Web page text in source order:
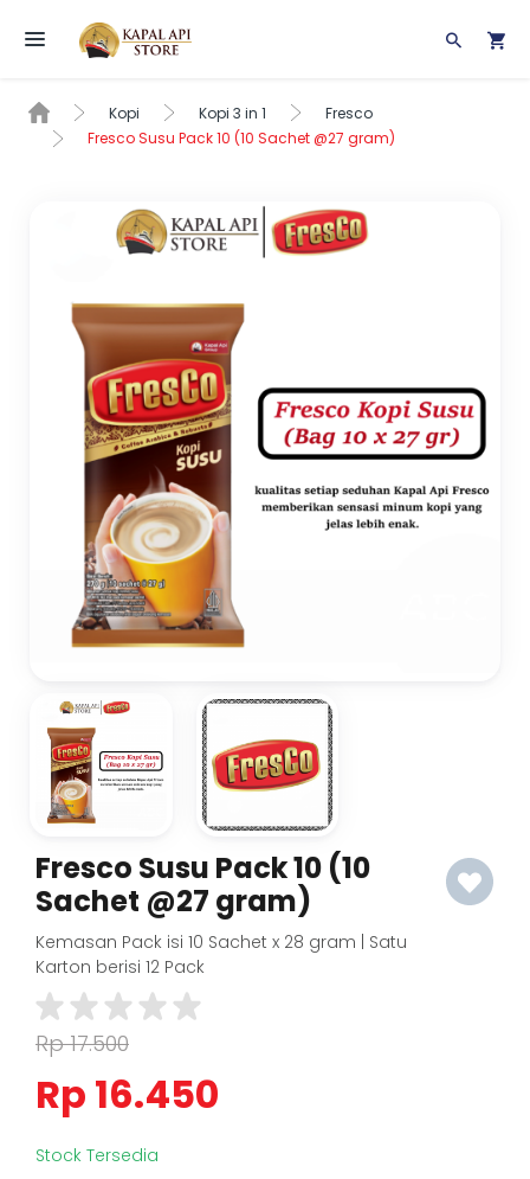
Toggle navigation
Kopi Kopi 3 in 1
Fresco
Fresco Susu Pack 10 (10 Sachet @27 gram)
Fresco Susu Pack 10 (10
Sachet @27 gram)
Kemasan Pack isi 10 Sachet x 28 gram | Satu
Karton berisi 12 Pack
Rp 17.500
Rp 16.450
Stock Tersedia